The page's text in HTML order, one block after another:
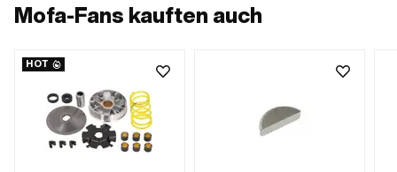
Mofa-Fans kauften auch
HOT